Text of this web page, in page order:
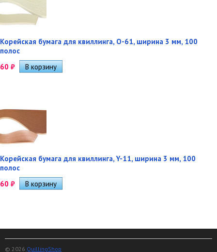
Корейская бумага для квиллинга, O-61, ширина 3 мм, 100
полос
60 ₽
Корейская бумага для квиллинга, Y-11, ширина 3 мм, 100
полос
60 ₽
© 2026 QuillingShop